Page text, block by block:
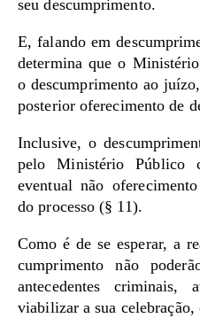
seu descumprimento.
E, falando em
determina que o
o descumprimento ao
posterior oferecimento de
Inclusive, o
pelo Ministério Público
eventual não
do processo (§ 11).
Como é de se esperar, a
cumprimento não
antecedentes
viabilizar a sua celebração,